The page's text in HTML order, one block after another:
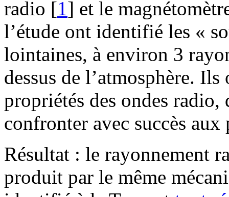
radio [1] et le
l’étude ont identifié les «
lointaines, à environ 3
dessus de l’atmosphère.
propriétés des ondes
confronter avec succès
Résultat : le rayonnement
produit par le même